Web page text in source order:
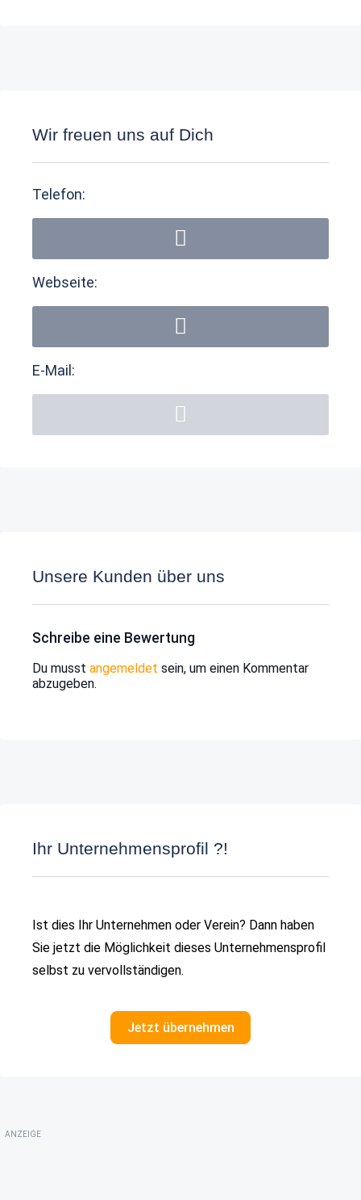
Wir freuen uns auf Dich
Telefon:
Webseite:
E-Mail:
Unsere Kunden über uns
Schreibe eine Bewertung
Du musst angemeldet sein, um einen Kommentar
abzugeben.
Ihr Unternehmensprofil ?!
Ist dies Ihr Unternehmen oder Verein? Dann haben
Sie jetzt die Möglichkeit dieses Unternehmensprofil
selbst zu vervollständigen.
Jetzt übernehmen
ANZEIGE